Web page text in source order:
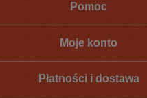
Pomoc
Moje konto
Płatności i dostawa